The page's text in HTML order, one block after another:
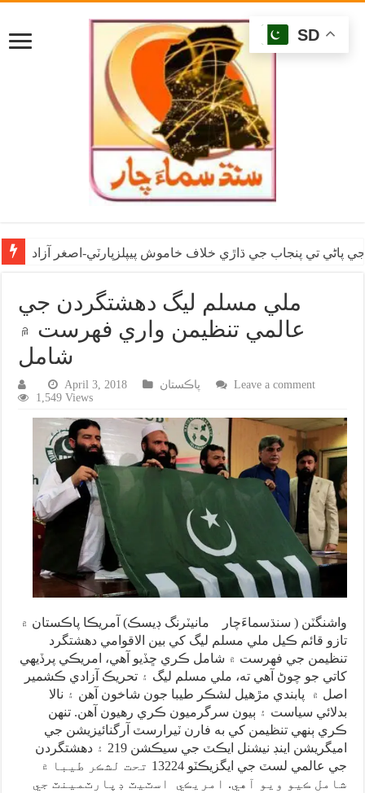
پاڻي تي پنجاب جي ڌاڙي خلاف خاموش پيپلزپارٽي-اصغر آزاد
ملي مسلم ليگ دهشتگردن جي
عالمي تنظيمن واري فهرست ۾
شامل
April 3, 2018 پاڪستان
Leave a comment
1,549 Views
واشنگٽن ( سنڌسماءَچار مانيٽرنگ ڊيسڪ) آمريڪا پاڪستان ۾
تازو قائم ڪيل ملي مسلم ليگ کي بين الاقوامي دهشتگرد
تنظيمن جي فهرست ۾ شامل ڪري ڇڏيو آهي، امريڪي پرڏيهي
کاتي جو چوڻ آهي ته، ملي مسلم ليگ ۽ تحريڪ آزادي ڪشمير
اصل ۾ پابندي مڙهيل لشڪر طيبا جون شاخون آهن ۽ نالا
بدلائي سياست ۽ ٻيون سرگرميون ڪري رهيون آهن. تنهن
ڪري ٻنهي تنظيمن کي به فارن ٽيرارسٽ آرگنائيزيشن جي
اميگريشن اينڊ نيشنل ايڪٽ جي سيڪشن 219 ۽ دهشتگردن
جي عالمي لسٽ جي ايگزيڪٽو 13224 تحت لشڪر طيبا ۾
شامل ڪيو ويو آهي. امريڪي اسٽيٽ ڊپارٽمينٽ جي
SD